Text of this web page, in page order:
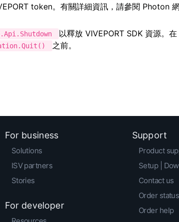
token。有關詳細資訊，請參閱 Photon
以釋放 VIVEPORT SDK 資源。
之前。
For business
Solutions
ISV partners
Stories
For developer
Support
Product
Setup |
Contact us
Order status
Order help